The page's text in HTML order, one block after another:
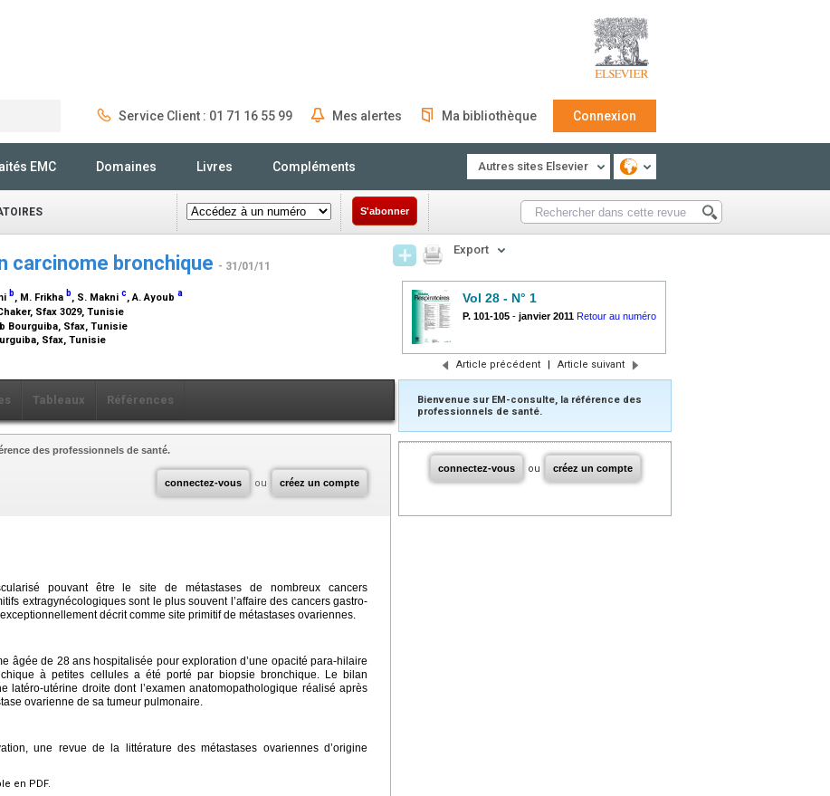
Service Client : 01 71 16 55 99 Mes alertes Ma bibliothèque Connexion
EMC Domaines Livres Compléments Autres sites Elsevier
S'abonner
carcinome bronchique - 31/01/11
b, M. Frikha b, S. Makni c, A. Ayoub a
Sfax 3029, Tunisie
Bourguiba, Sfax, Tunisie
Sfax, Tunisie
Tableaux Références
connectez-vous ou créez un compte
des professionnels de santé.
pouvant être le site de métastases de nombreux cancers
extragynécologiques sont le plus souvent l’affaire des cancers gastro-
décrit comme site primitif de métastases ovariennes.
âgée de 28 ans hospitalisée pour exploration d’une opacité para-hilaire
à petites cellules a été porté par biopsie bronchique. Le bilan
latéro-utérine droite dont l’examen anatomopathologique réalisé après
ovarienne de sa tumeur pulmonaire.
une revue de la littérature des métastases ovariennes d’origine
en PDF.
Export
Vol 28 - N° 1
P. 101-105 - janvier 2011 Retour au numéro
Article précédent | Article suivant
Bienvenue sur EM-consulte, la référence des
professionnels de santé.
connectez-vous ou créez un compte